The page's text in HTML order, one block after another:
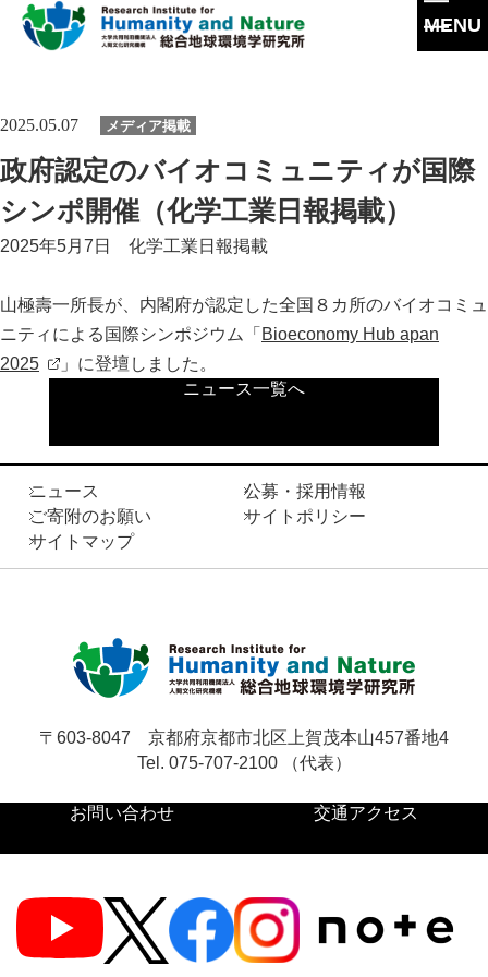
ス
ッ
プ
MENU
研究所概要
所長挨拶
理念・達成目標
運営体制・方針
社会連携
沿革
交通アクセス
研究活動
研究体制・研究の流れ
スタッフ一覧
過去の研究
研究成果
最新論文
共同利用
共同利用
実験施設
大学院教育
お問い合わせ
索
English
2025.05.07 メディア掲載
政府認定のバイオコミュニティが国際
シンポ開催（化学工業日報掲載）
2025年5月7日 化学工業日報掲載
山極壽一所長が、内閣府が認定した全国８カ所のバイオコミュ
ニティによる国際シンポジウム「 Bioeconomy Hub apan
2025
」に登壇しました。
ニュース一覧へ
ニュース
公募・採用情報
ご寄附のお願い
サイトポリシー
サイトマップ
〒603-8047 京都府京都市北区上賀茂本山457番地4
Tel. 075-707-2100 （代表）
お問い合わせ 交通アクセス